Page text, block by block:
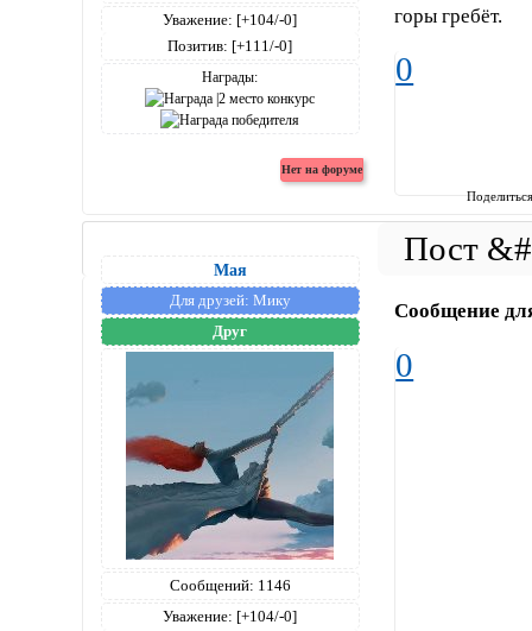
Уважение: [+104/-0]
Позитив: [+111/-0]
Награды:
горы гребёт.
0
Мая
Для друзей: Мику
Друг
Сообщений: 1146
Уважение: [+104/-0]
Сообщение
0